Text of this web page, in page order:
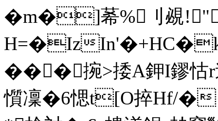
�m�]莃%刂 覕
H=�Iz
���捥>捼A鉀I鏐怙
懫凜�6愢t[O捽Hf/�